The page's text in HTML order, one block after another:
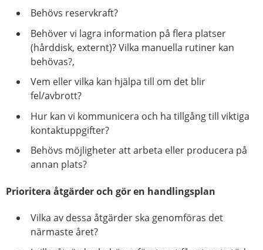
Behövs reservkraft?
Behöver vi lagra information på flera platser
(hårddisk, externt)? Vilka manuella rutiner kan
behövas?,
Vem eller vilka kan hjälpa till om det blir
fel/avbrott?
Hur kan vi kommunicera och ha tillgång till viktiga
kontaktuppgifter?
Behövs möjligheter att arbeta eller producera på
annan plats?
Prioritera åtgärder och gör en handlingsplan
Vilka av dessa åtgärder ska genomföras det
närmaste året?